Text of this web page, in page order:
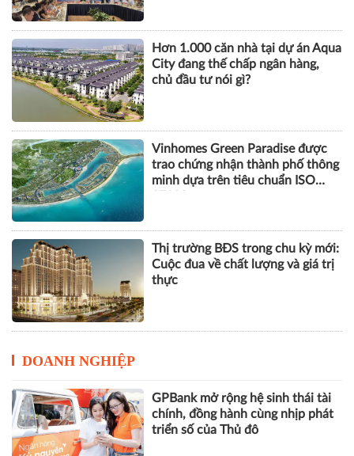
Hơn 1.000 căn nhà tại dự án Aqua
City đang thế chấp ngân hàng,
chủ đầu tư nói gì?
Vinhomes Green Paradise được
trao chứng nhận thành phố thông
minh dựa trên tiêu chuẩn ISO
Thị trường BĐS trong chu kỳ mới:
Cuộc đua về chất lượng và giá trị
thực
DOANH NGHIỆP
GPBank mở rộng hệ sinh thái tài
chính, đồng hành cùng nhịp phát
triển số của Thủ đô